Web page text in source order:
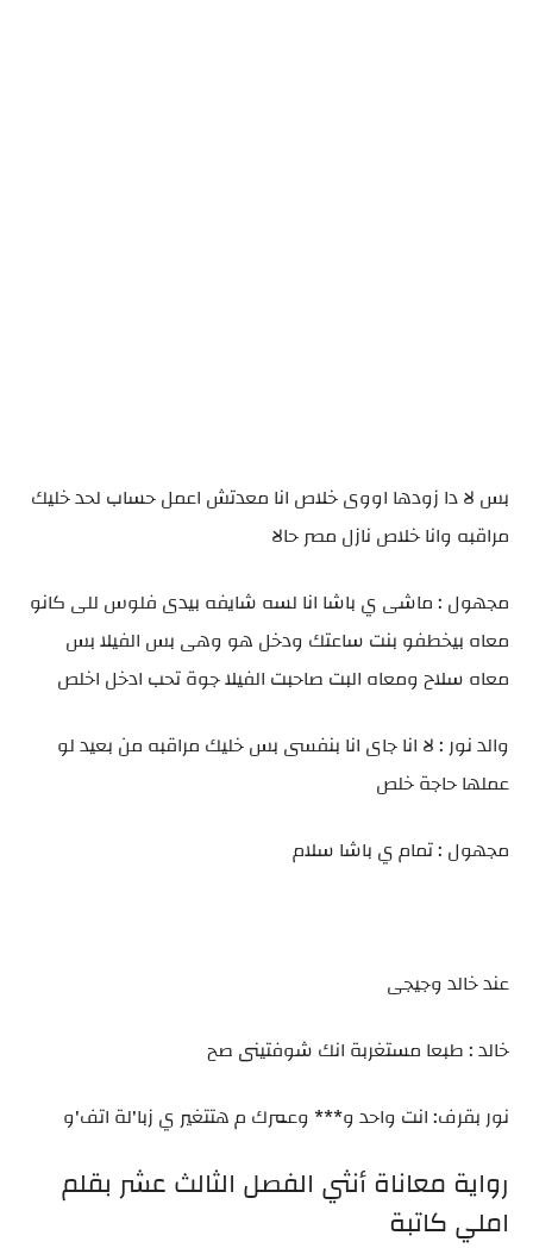
بس لا دا زودها اووى خلاص انا معدتش اعمل حساب لحد خليك
مراقبه وانا خلاص نازل مصر حالا
مجهول : ماشى ي باشا انا لسه شايفه بيدى فلوس للى كانو
معاه بيخطفو بنت ساعتك ودخل هو وهى بس الفيلا بس
معاه سلاح ومعاه البت صاحبت الفيلا جوة تحب ادخل اخلص
والد نور : لا انا جاى انا بنفسى بس خليك مراقبه من بعيد لو
عملها حاجة خلص
مجهول : تمام ي باشا سلام
عند خالد وجيجى
خالد : طبعا مستغربة انك شوفتينى صح
نور بقرف: انت واحد و*** وعمرك م هتتغير ي زبا'لة اتف'و
رواية معاناة أنثي الفصل الثالث عشر بقلم
املي كاتبة